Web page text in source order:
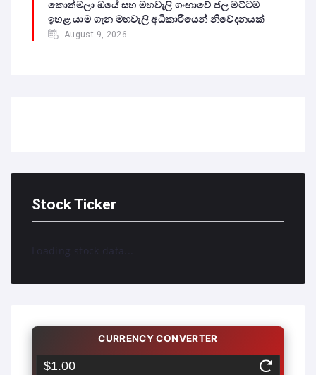
කොත්මලා ඔයේ සහ මහවැලි ගංඟාවේ ජල මට්ටම
ඉහළ යාම ගැන මහවැලි අධිකාරියෙන් නිවේදනයක්
August 9, 2026
Stock Ticker
Loading stock data...